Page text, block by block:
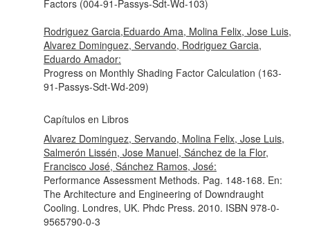
Factors (004-91-Passys-Sdt-Wd-103)
Rodriguez Garcia,Eduardo Ama, Molina Felix, Jose Luis,
Alvarez Dominguez, Servando, Rodriguez Garcia,
Eduardo Amador:
Progress on Monthly Shading Factor Calculation (163-
91-Passys-Sdt-Wd-209)
Capítulos en Libros
Alvarez Dominguez, Servando, Molina Felix, Jose Luis,
Salmerón Lissén, Jose Manuel, Sánchez de la Flor,
Francisco José, Sánchez Ramos, José:
Performance Assessment Methods. Pag. 148-168. En:
The Architecture and Engineering of Downdraught
Cooling. Londres, UK. Phdc Press. 2010. ISBN 978-0-
9565790-0-3